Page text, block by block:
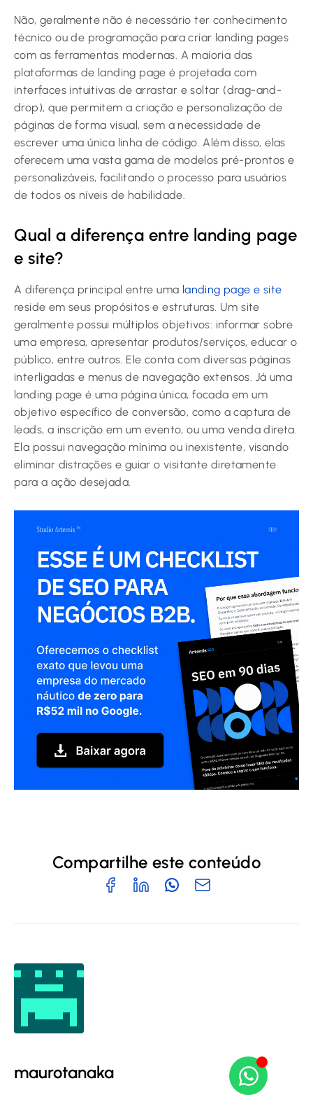
Não, geralmente não é necessário ter conhecimento
técnico ou de programação para criar landing pages
com as ferramentas modernas. A maioria das
plataformas de landing page é projetada com
interfaces intuitivas de arrastar e soltar (drag-and-
drop), que permitem a criação e personalização de
páginas de forma visual, sem a necessidade de
escrever uma única linha de código. Além disso, elas
oferecem uma vasta gama de modelos pré-prontos e
personalizáveis, facilitando o processo para usuários
de todos os níveis de habilidade.
Qual a diferença entre landing page
e site?
A diferença principal entre uma landing page e site
reside em seus propósitos e estruturas. Um site
geralmente possui múltiplos objetivos: informar sobre
uma empresa, apresentar produtos/serviços, educar o
público, entre outros. Ele conta com diversas páginas
interligadas e menus de navegação extensos. Já uma
landing page é uma página única, focada em um
objetivo específico de conversão, como a captura de
leads, a inscrição em um evento, ou uma venda direta.
Ela possui navegação mínima ou inexistente, visando
eliminar distrações e guiar o visitante diretamente
para a ação desejada.
Compartilhe este conteúdo
maurotanaka